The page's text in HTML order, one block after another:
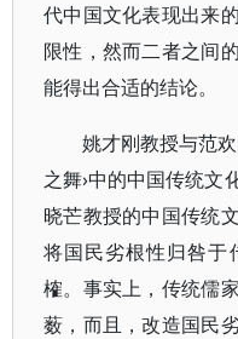
代中国文化表现出来
限性，然而二者之间
能得出合适的结论。
姚才刚教授与范
之舞›中的中国传统文
晓芒教授的中国传统
将国民劣根性归咎于
榷。事实上，传统儒
薮，而且，改造国民